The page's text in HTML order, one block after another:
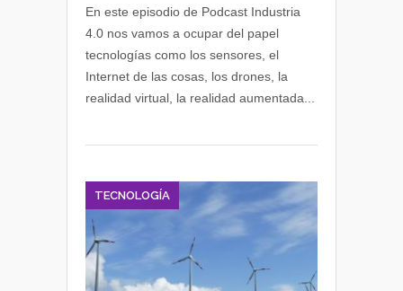
En este episodio de Podcast Industria
4.0 nos vamos a ocupar del papel
tecnologías como los sensores, el
Internet de las cosas, los drones, la
realidad virtual, la realidad aumentada...
TECNOLOGÍA